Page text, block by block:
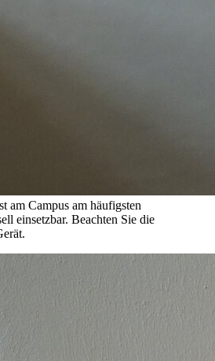
am Campus am häufigsten
einsetzbar. Beachten Sie die